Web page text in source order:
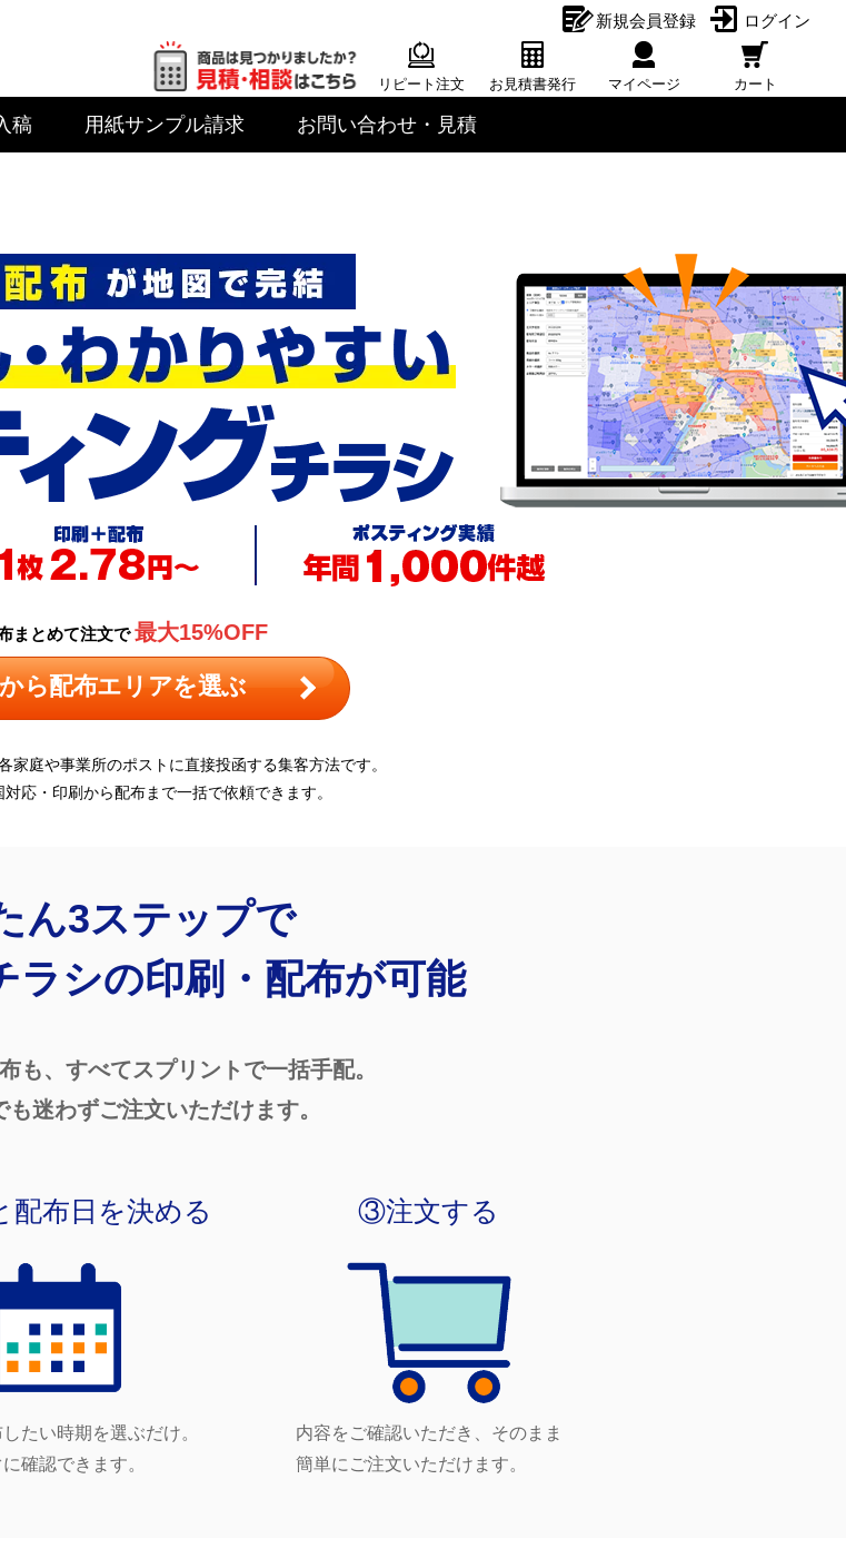
新規会員登録 ログイン
リピート注文
お見積書発行 マイページ カート
稿 用紙サンプル請求 お問い合わせ・見積
まとめて注文で最大15%OFF
ら配布エリアを選ぶ
家庭や事業所のポストに直接投函する集客方法です。
応・印刷から配布まで一括で依頼できます。
ん3ステップで
ラシの印刷・配布が可能
も、 すべてスプリントで一括手配。
迷わずご注文いただけます。
布日を決める
たい時期を選ぶだけ。
確認できます。
③注文する
内容をご確認いただき、そのまま
簡単にご注文いただけます。